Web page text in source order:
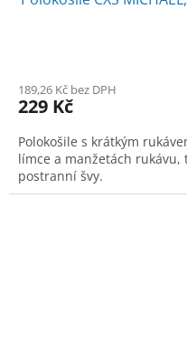
189,26 Kč bez DPH
229 Kč
Polokošile s krátkým
límce a manžetách
postranní švy.